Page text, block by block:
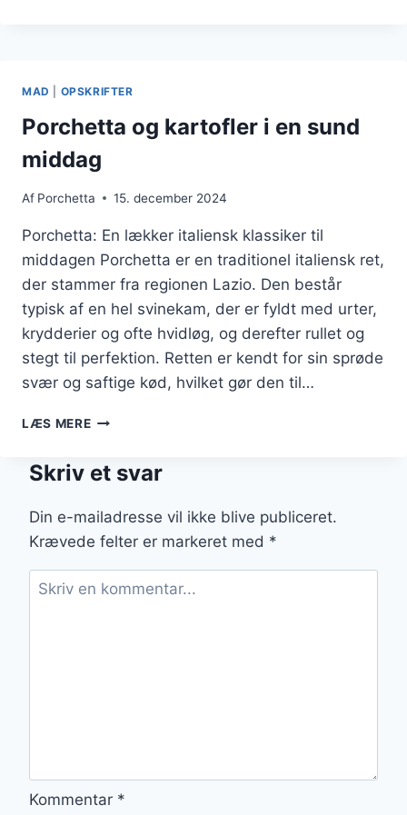
MAD OPSKRIFTER
Porchetta og kartofler i en sund
middag
Af Porchetta 15. december 2024
Porchetta: En lækker italiensk klassiker til
middagen Porchetta er en traditionel italiensk ret,
der stammer fra regionen Lazio. Den består
typisk af en hel svinekam, der er fyldt med urter,
krydderier og ofte hvidløg, og derefter rullet og
stegt til perfektion. Retten er kendt for sin sprøde
svær og saftige kød, hvilket gør den til…
LÆS MEREPORCHETTA
I
SUND
MIDDAG
Skriv et svar
Din e-mailadresse vil ikke blive publiceret.
Krævede felter er markeret med *
Kommentar *